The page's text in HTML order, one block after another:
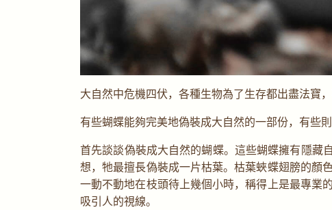
大自然中危機四伏，各種生物為了生存都出盡法寶
有些蝴蝶能夠完美地偽裝成大自然的一部份，有些
首先談談偽裝成大自然的蝴蝶。這些蝴蝶擁有隱藏
想，牠最擅長偽裝成一片枯葉。枯葉蛺蝶翅膀的顏
一動不動地在枝頭待上幾個小時，稱得上是最專業
吸引人的視線。